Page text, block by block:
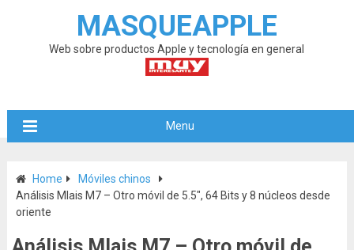
MASQUEAPPLE
Web sobre productos Apple y tecnología en general
Menu
Home
Móviles chinos
Análisis Mlais M7 – Otro móvil de 5.5″, 64 Bits y 8 núcleos desde
oriente